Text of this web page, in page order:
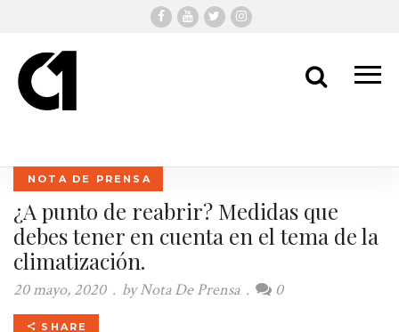
Search
NOTA DE PRENSA
¿A punto de reabrir? Medidas que
debes tener en cuenta en el tema de la
climatización.
20 mayo, 2020 . byNota De Prensa . 0
SHARE